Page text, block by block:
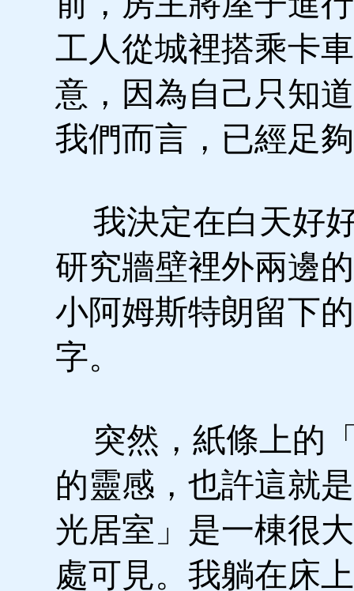
工人從城裡搭乘卡
意，因為自己只知
我們而言，已經足
我決定在白天好
研究牆壁裡外兩邊
小阿姆斯特朗留下
字。
突然，紙條上的
的靈感，也許這就
光居室」是一棟很
處可見。我躺在床